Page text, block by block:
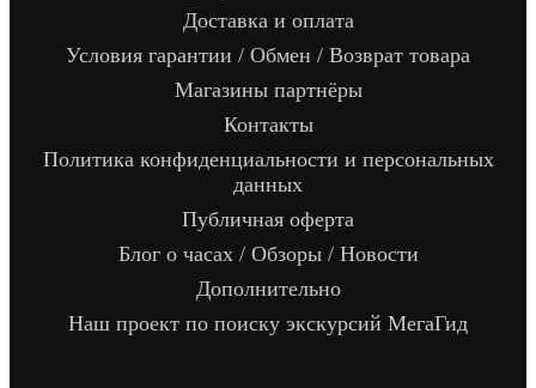
Доставка и оплата
Условия гарантии / Обмен / Возврат товара
Магазины партнёры
Контакты
Политика конфиденциальности и персональных
данных
Публичная оферта
Блог о часах / Обзоры / Новости
Дополнительно
Наш проект по поиску экскурсий МегаГид